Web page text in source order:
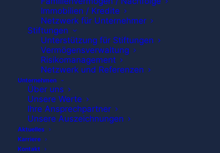
Immobilien / Kredite
Netzwerk für Unternehmer
Stiftungen
Unterstützung für Stiftungen
Vermögensverwaltung
Risikomanagement
Netzwerk und Referenzen
Unternehmen
Über uns
Unsere Werte
Ihre Ansprechpartner
Unsere Auszeichnungen
Aktuelles
Karriere
Kontakt
das Magazin tippen!